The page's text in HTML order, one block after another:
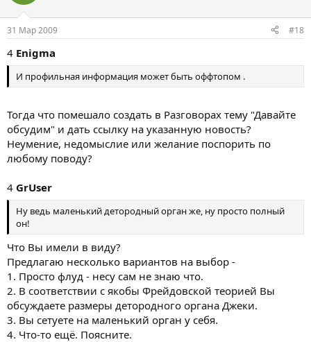
31 Мар 2009 #18
4 Enigma
И профильная информация может быть оффтопом .
Тогда что помешало создать в Разговорах тему "Давайте
обсудим" и дать ссылку на указанную новость?
Неумение, недомыслие или желание поспорить по
любому поводу?
4 GrUser
Ну ведь маленький детородный орган же, ну просто полный
он!
Что Вы имели в виду?
Предлагаю несколько вариантов на выбор -
1. Просто флуд - несу сам не знаю что.
2. В соответствии с якобы Фрейдовской теорией Вы
обсуждаете размеры детородного органа Джеки.
3. Вы сетуете на маленький орган у себя.
4. Что-то ещё. Поясните.